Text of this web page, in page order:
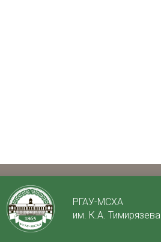
РГАУ-МСХА
им. К.А. Тимирязева